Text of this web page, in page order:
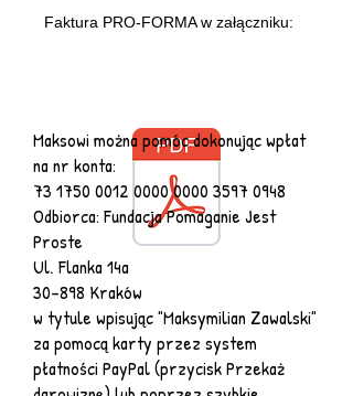
Faktura PRO-FORMA w załączniku:
Maksowi można pomóc dokonując wpłat
na nr konta:
73 1750 0012 0000 0000 3597 0948
Odbiorca: Fundacja Pomaganie Jest
Proste
Ul. Flanka 14a
30-898 Kraków
w tytule wpisując "Maksymilian Zawalski"
za pomocą karty przez system
płatności PayPal (przycisk Przekaż